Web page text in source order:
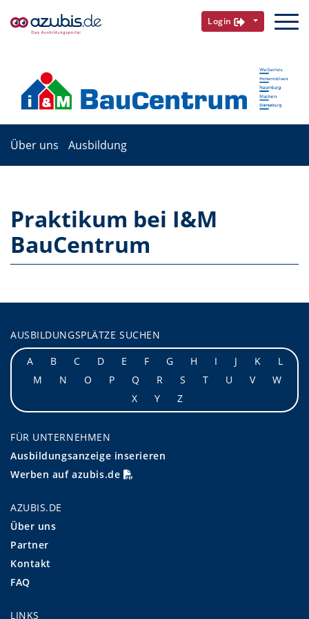
Login
Über uns Ausbildung
Praktikum bei I&M
BauCentrum
AUSBILDUNGSPLÄTZE SUCHEN
A
B C D E F G H I J K
L
M
N O P Q R S T U V
W
X
Y Z
FÜR UNTERNEHMEN
Ausbildungsanzeige inserieren
Werben auf azubis.de
AZUBIS.DE
Über uns
Partner
Kontakt
FAQ
LINKS